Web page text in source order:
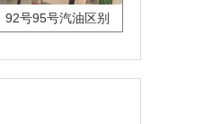
92号95号汽油区别